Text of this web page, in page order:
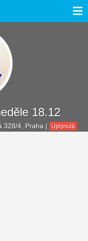
≡
18.12
328/4, Praha | Uplynulá